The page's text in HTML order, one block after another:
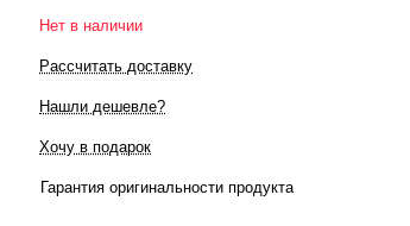
Нет в наличии
Рассчитать доставку
Нашли дешевле?
Хочу в подарок
Гарантия оригинальности продукта